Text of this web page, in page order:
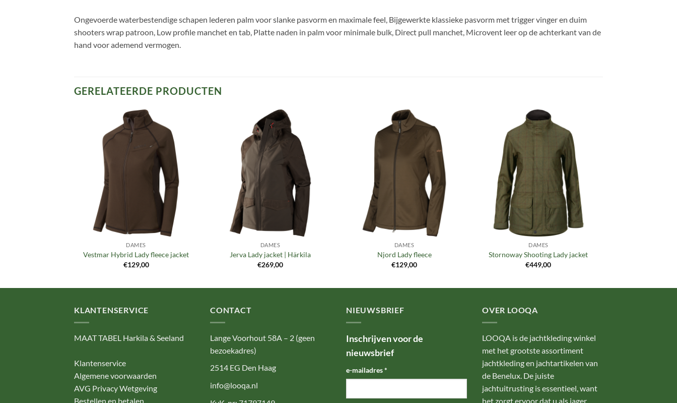
Ongevoerde waterbestendige schapen lederen palm voor slanke pasvorm en maximale feel, Bijgewerkte klassieke pasvorm met trigger vinger en duim
shooters wrap patroon, Low profile manchet en tab, Platte naden in palm voor minimale bulk, Direct pull manchet, Microvent leer op de achterkant van de
hand voor ademend vermogen.
GERELATEERDE PRODUCTEN
Toevoegen
aan
verlanglijst
DAMES
Vestmar Hybrid Lady fleece jacket
€129,00
Toevoegen
verlanglijst
DAMES
Jerva Lady jacket | Härkila
€269,00
Toevoegen
aan
verlanglijst
DAMES
Njord Lady fleece
€129,00
Toevoegen
aan
verlanglijst
DAMES
Stornoway Shooting Lady jacket
€449,00
KLANTENSERVICE
MAAT TABEL Harkila & Seeland
Klantenservice
Algemene voorwaarden
AVG Privacy Wetgeving
Bestellen en betalen
CONTACT
Lange Voorhout 58A – 2 (geen
bezoekadres)
2514 EG Den Haag
info@looqa.nl
NIEUWSBRIEF
Inschrijven voor de
nieuwsbrief
e-mailadres*
OVER LOOQA
LOOQA is de jachtkleding winkel
met het grootste assortiment
jachtkleding en jachtartikelen van
de Benelux. De juiste
jachtuitrusting is essentieel, want
het zorgt ervoor dat u als jager